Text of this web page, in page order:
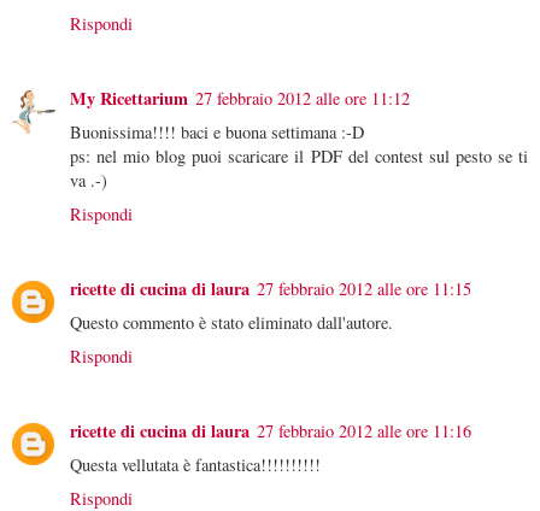
Rispondi
My Ricettarium 27 febbraio 2012 alle ore 11:12
Buonissima!!!! baci e buona settimana :-D
ps: nel mio blog puoi scaricare il PDF del contest sul pesto se ti
va .-)
Rispondi
ricette di cucina di laura 27 febbraio 2012 alle ore 11:15
Questo commento è stato eliminato dall'autore.
Rispondi
ricette di cucina di laura 27 febbraio 2012 alle ore 11:16
Questa vellutata è fantastica!!!!!!!!!!
Rispondi